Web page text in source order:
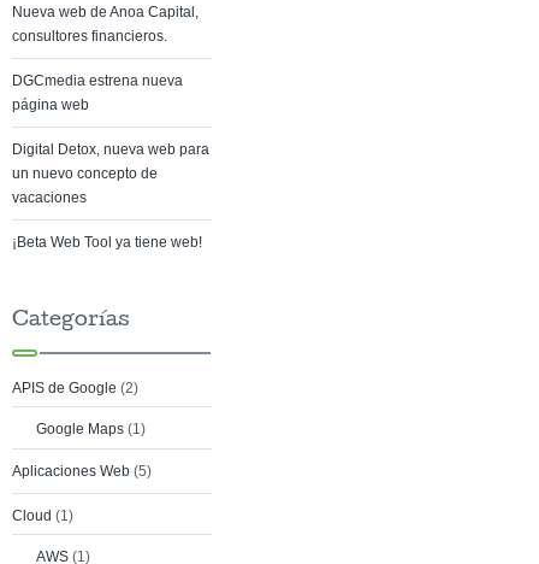
Nueva web de Anoa Capital,
consultores financieros.
DGCmedia estrena nueva
página web
Digital Detox, nueva web para
un nuevo concepto de
vacaciones
¡Beta Web Tool ya tiene web!
Categorías
APIS de Google (2)
Google Maps (1)
Aplicaciones Web (5)
Cloud (1)
AWS (1)